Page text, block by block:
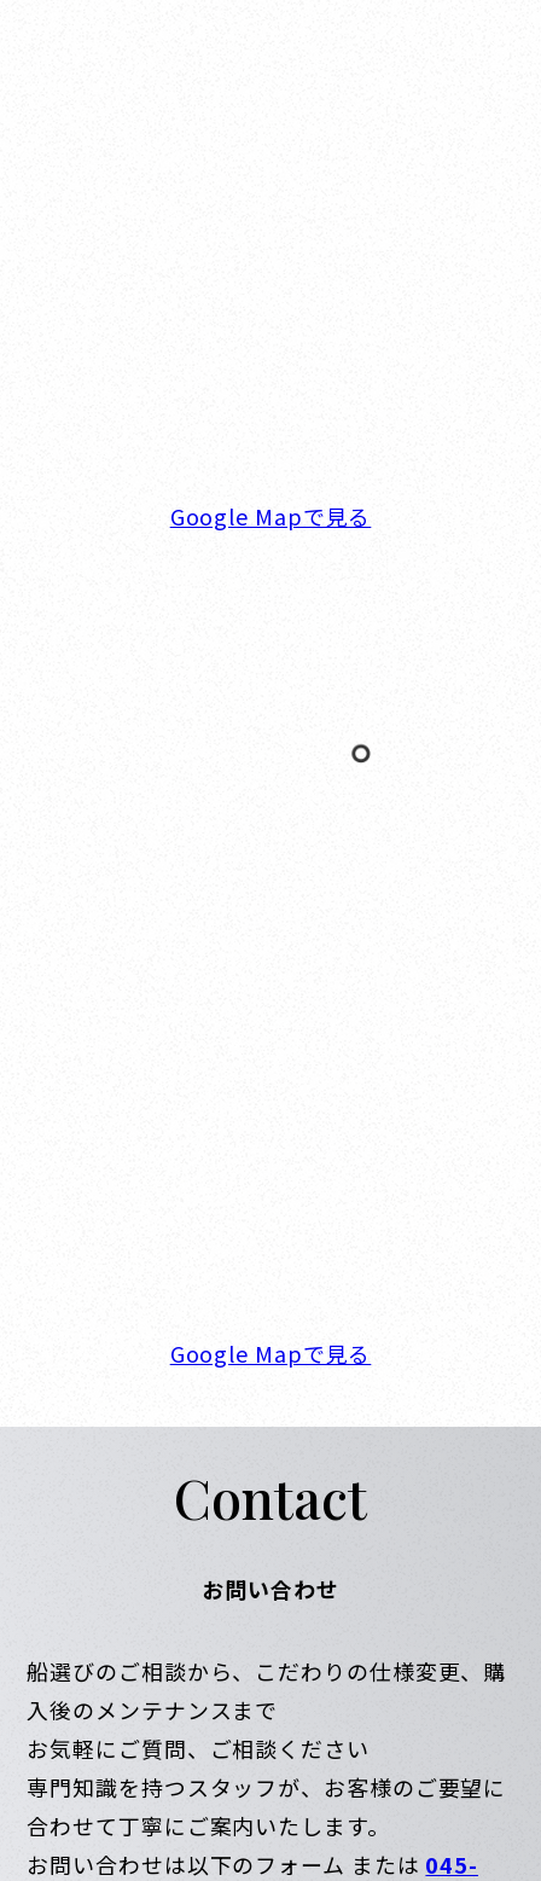
Google Mapで見る
Google Mapで見る
Contact
お問い合わせ
船選びのご相談から、こだわりの仕様変更、購
入後のメンテナンスまで
お気軽にご質問、ご相談ください
専門知識を持つスタッフが、お客様のご要望に
合わせて丁寧にご案内いたします。
お問い合わせは以下のフォーム または 045-